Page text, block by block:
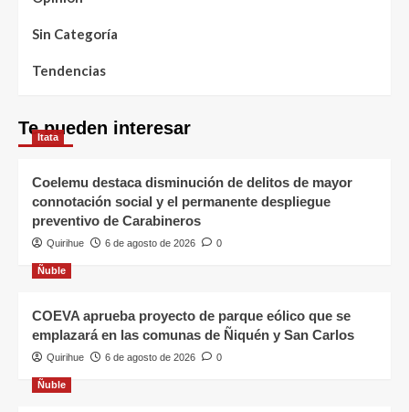
Sin Categoría
Tendencias
Te pueden interesar
Itata
Coelemu destaca disminución de delitos de mayor
connotación social y el permanente despliegue
preventivo de Carabineros
Quirihue 6 de agosto de 2026 0
Ñuble
COEVA aprueba proyecto de parque eólico que se
emplazará en las comunas de Ñiquén y San Carlos
Quirihue 6 de agosto de 2026 0
Ñuble